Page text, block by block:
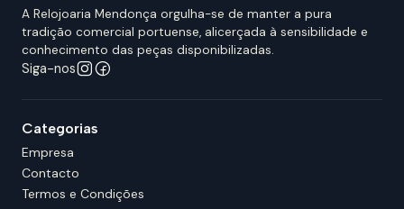
A Relojoaria Mendonça orgulha-se de manter a pura
tradição comercial portuense, alicerçada à sensibilidade e
conhecimento das peças disponibilizadas.
Siga-nos
Categorias
Empresa
Contacto
Termos e Condições